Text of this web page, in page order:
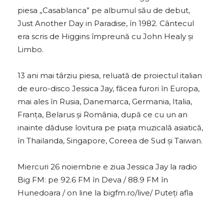
piesa „Casablanca” pe albumul său de debut,
Just Another Day in Paradise, în 1982. Cântecul
era scris de Higgins împreună cu John Healy şi
Limbo.
13 ani mai târziu piesa, reluată de proiectul italian
de euro-disco Jessica Jay, făcea furori în Europa,
mai ales în Rusia, Danemarca, Germania, Italia,
Franța, Belarus şi România, după ce cu un an
inainte dăduse lovitura pe piața muzicală asiatică,
în Thailanda, Singapore, Coreea de Sud şi Taiwan.
Miercuri 26 noiembrie e ziua Jessica Jay la radio
Big FM: pe 92.6 FM în Deva / 88.9 FM în
Hunedoara / on line la bigfm.ro/live/ Puteți afla